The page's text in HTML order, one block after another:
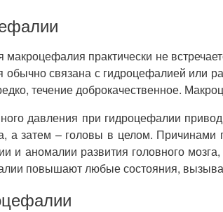
макроцефалия практически не
связана с гидроцефалией или
течение доброкачественное.
давления при гидроцефалии
а затем – головы в целом.
и аномалии развития головного
повышают любые состояния,